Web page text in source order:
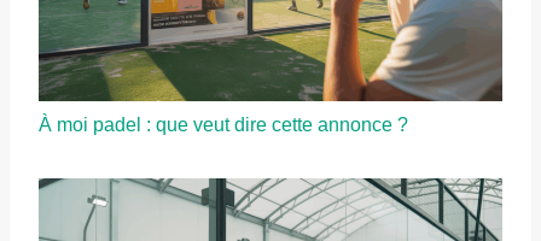
À moi padel : que veut dire cette annonce ?